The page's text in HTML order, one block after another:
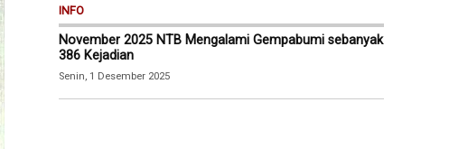
INFO
November 2025 NTB Mengalami Gempabumi sebanyak
386 Kejadian
Senin, 1 Desember 2025